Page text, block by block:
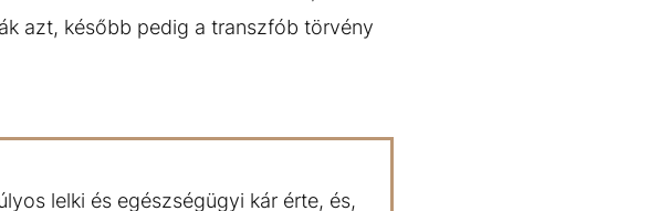
azt, később pedig a transzfób törvény
lelki és egészségügyi kár érte, és,